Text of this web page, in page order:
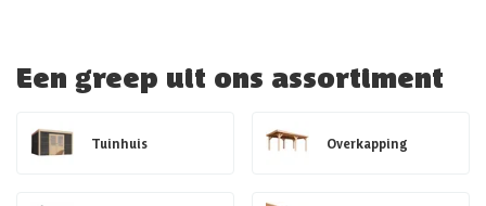
Een greep uit ons assortiment
Tuinhuis Overkapping